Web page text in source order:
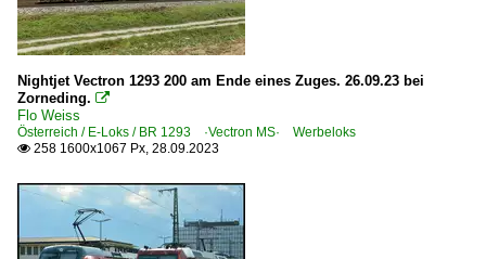
Nightjet Vectron 1293 200 am Ende eines Zuges. 26.09.23 bei
Zorneding. 
Flo Weiss
Österreich / E-Loks / BR 1293 ·Vectron MS· Werbeloks
 258 1600x1067 Px, 28.09.2023